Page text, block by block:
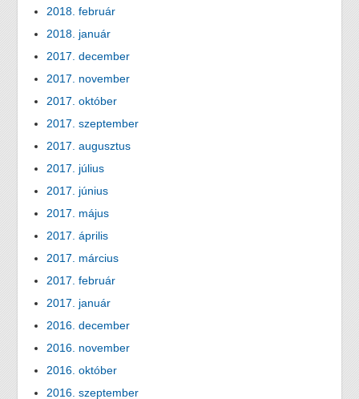
2018. február
2018. január
2017. december
2017. november
2017. október
2017. szeptember
2017. augusztus
2017. július
2017. június
2017. május
2017. április
2017. március
2017. február
2017. január
2016. december
2016. november
2016. október
2016. szeptember